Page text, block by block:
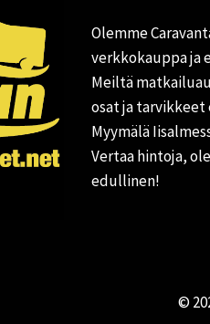
Olemme
verkkokauppa ja
Meiltä
osat ja
Myymälä
Vertaa hintoja,
edullinen!
©